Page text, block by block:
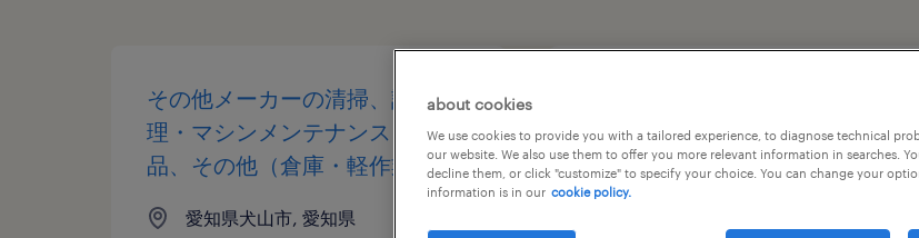
その他メーカーの清掃、設備管
理・マシンメンテナンス、検
品、その他（倉庫・軽作業）
愛知県犬山市, 愛知県
荷、仕分け・ピッキング・梱
包、検品、フォークリフト
about cookies
We use cookies to provide you with a tailored experience, to diagnose technical
our website. We also use them to offer you more relevant information in searches.
decline them, or click "customize" to specify your choice. You can change your
information is in our cookie policy.